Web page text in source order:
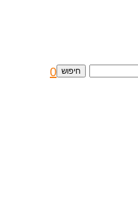
חיפוש 0